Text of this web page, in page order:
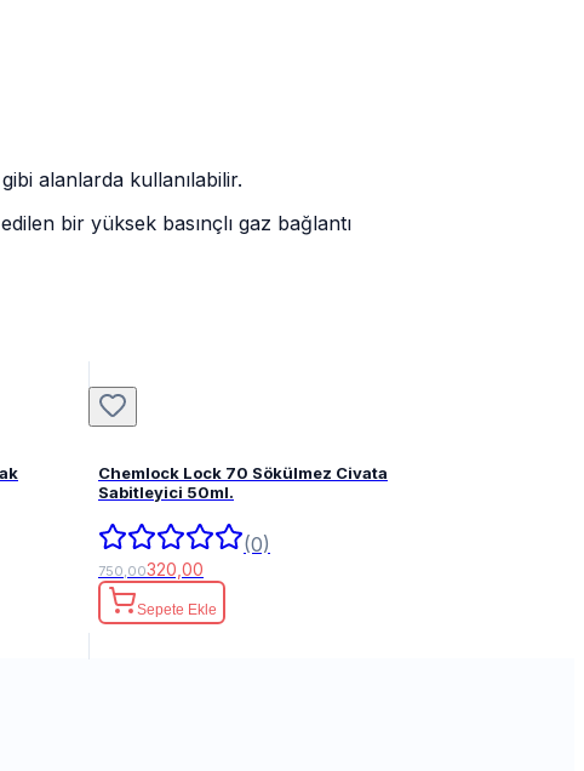
alanlarda kullanılabilir.
bir yüksek basınçlı gaz bağlantı
Chemlock Lock 70 Sökülmez Civata
Sabitleyici 50ml.
(0)
750,00320,00
Sepete Ekle